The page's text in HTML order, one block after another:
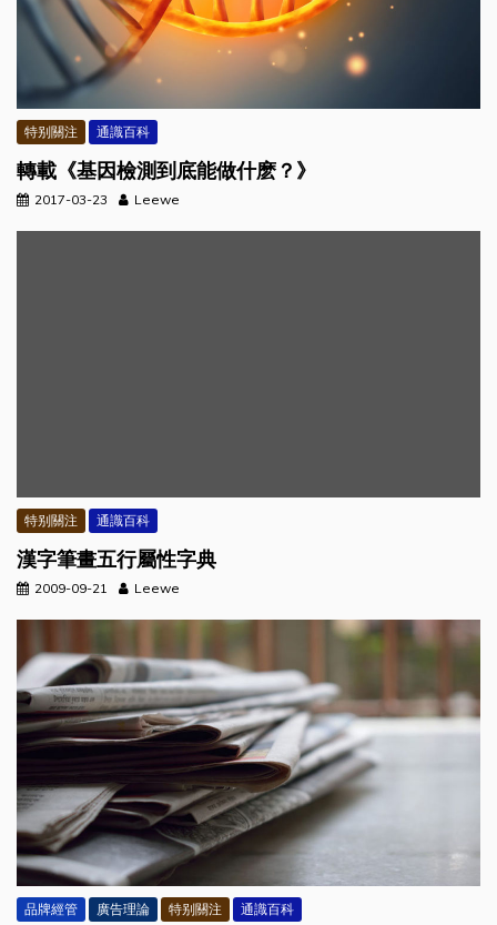
特别關注 通識百科
轉載《基因檢測到底能做什麽？》
2017-03-23 Leewe
特别關注 通識百科
漢字筆畫五行屬性字典
2009-09-21 Leewe
品牌經管 廣告理論 特别關注 通識百科